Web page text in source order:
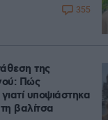
355
της
Πώς
υποψιάστηκα
βαλίτσα